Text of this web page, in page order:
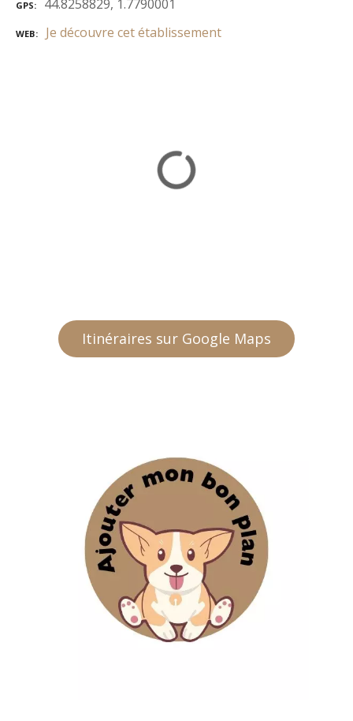
GPS 44.8258829, 1.7790001
WEB Je découvre cet établissement
Itinéraires sur Google Maps